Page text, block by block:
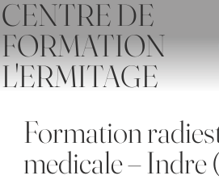
CENTRE DE
FORMATION
L'ERMITAGE
Formation
medicale – Indre